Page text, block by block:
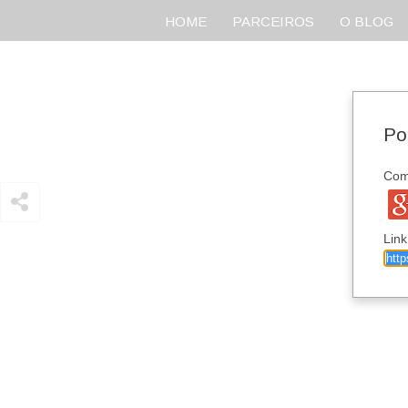
HOME PARCEIROS O BLOG